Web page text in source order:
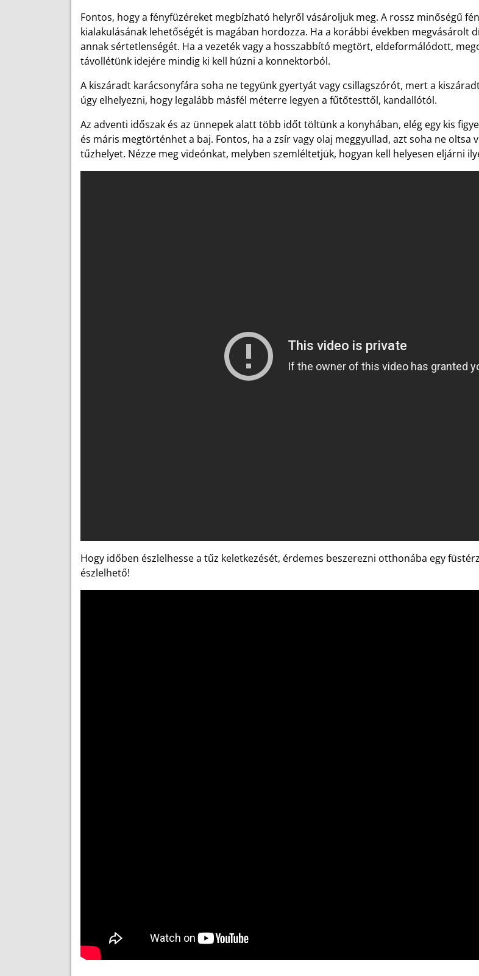
Fontos, hogy a fényfüzéreket megbízható helyről vásároljuk meg. A rossz minőségű
kialakulásának lehetőségét is magában hordozza. Ha a korábbi években megvásárolt
annak sértetlenségét. Ha a vezeték vagy a hosszabbító megtört, eldeformálódott,
távollétünk idejére mindig ki kell húzni a konnektorból.
A kiszáradt karácsonyfára soha ne tegyünk gyertyát vagy csillagszórót, mert a
úgy elhelyezni, hogy legalább másfél méterre legyen a fűtőtesttől, kandallótól.
Az adventi időszak és az ünnepek alatt több időt töltünk a konyhában, elég egy kis
és máris megtörténhet a baj. Fontos, ha a zsír vagy olaj meggyullad, azt soha ne oltsa
tűzhelyet. Nézze meg videónkat, melyben szemléltetjük, hogyan kell helyesen eljárni
Hogy időben észlelhesse a tűz keletkezését, érdemes beszerezni otthonába egy
észlelhető!